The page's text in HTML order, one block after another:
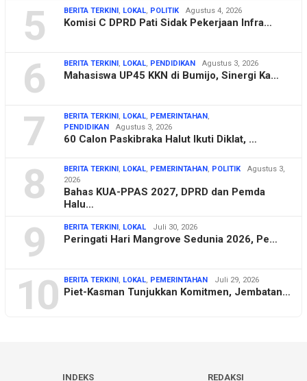
5 BERITA TERKINI, LOKAL, POLITIK Agustus 4, 2026
Komisi C DPRD Pati Sidak Pekerjaan Infra…
6 BERITA TERKINI, LOKAL, PENDIDIKAN Agustus 3, 2026
Mahasiswa UP45 KKN di Bumijo, Sinergi Ka…
7 BERITA TERKINI, LOKAL, PEMERINTAHAN,
PENDIDIKAN
Agustus 3, 2026
60 Calon Paskibraka Halut Ikuti Diklat, …
8 BERITA TERKINI, LOKAL, PEMERINTAHAN, POLITIK
Agustus 3,
2026
Bahas KUA-PPAS 2027, DPRD dan Pemda
Halu…
9 BERITA TERKINI, LOKAL Juli 30, 2026
Peringati Hari Mangrove Sedunia 2026, Pe…
10 BERITA TERKINI, LOKAL, PEMERINTAHAN Juli 29, 2026
Piet-Kasman Tunjukkan Komitmen, Jembatan…
INDEKS REDAKSI